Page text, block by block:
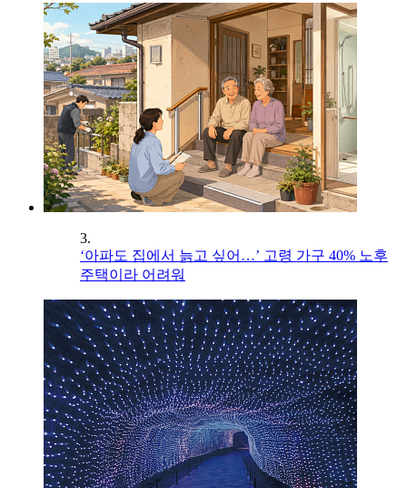
3.
‘아파도 집에서 늙고 싶어…’ 고령 가구 40% 노후
주택이라 어려워